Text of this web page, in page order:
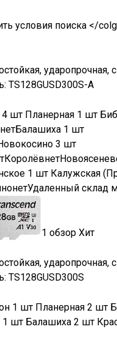
условия поиска </
ударопрочная,
TS128GUSD300S-A
4 шт Планерная 1 шт
нетБалашиха 1 шт
3 шт
Королёвнет
1 шт Калужская
нетУдаленный склад
1 обзор Хит
ударопрочная,
TS128GUSD300S
1 шт Планерная 2 шт
1 шт Балашиха 2 шт